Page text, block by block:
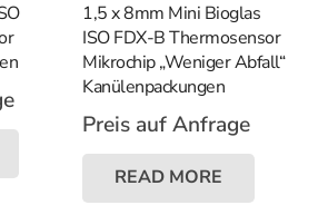
1,5 x 8mm Mini Bioglas
ISO FDX-B Thermosensor
Mikrochip „Weniger Abfall“
Kanülenpackungen
Preis auf Anfrage
READ MORE